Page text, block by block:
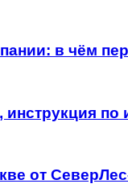
в чём
по
от